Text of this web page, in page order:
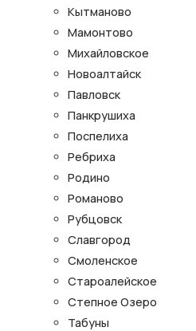
Кытманово
Мамонтово
Михайловское
Новоалтайск
Павловск
Панкрушиха
Поспелиха
Ребриха
Родино
Романово
Рубцовск
Славгород
Смоленское
Староалейское
Степное Озеро
Табуны